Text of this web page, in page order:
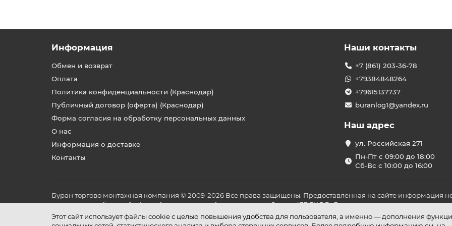
Этот сайт использует файлы cookie с целью повышения удобства для пользователя, а именно — дополнения
Информация
Обмен и возврат
Оплата
Политика конфиденциальности (Краснодар)
Публичный договор (оферта) (Краснодар)
Форма согласия на обработку персональных данных
О нас
Информация о доставке
Контакты
Наши контакты
+7 (861) 203-36-78
+79384848264
+79615137737
buranlog1@yandex.ru
Наш адрес
ул. Российская 271
Пн-Пт с 09:00 до 18:00
Сб-Вс с 10:00 до 16:00
Буран торгово монтажная компания © 2009-2026 Все права защищены. Предоставленная на сайте информация
не является публичной офертой, определяемой положениями Статьи 437 ГК РФ. До оплаты товара удостоверьтесь
и условиях его эксплуатации.